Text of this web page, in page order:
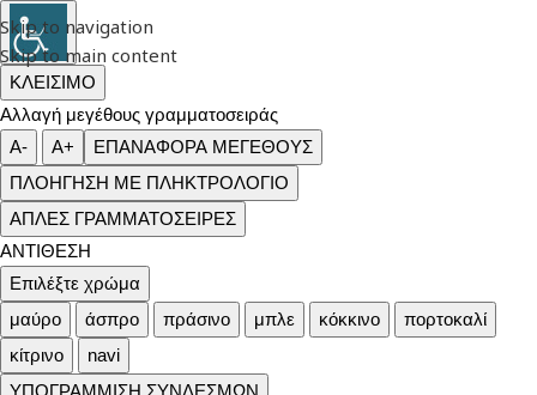
ΚΛΕΙΣΙΜΟ
Αλλαγή μεγέθους γραμματοσειράς
A-
A+
ΕΠΑΝΑΦΟΡΑ ΜΕΓΕΘΟΥΣ
ΠΛΟΗΓΗΣΗ ΜΕ ΠΛΗΚΤΡΟΛΟΓΙΟ
ΑΠΛΕΣ ΓΡΑΜΜΑΤΟΣΕΙΡΕΣ
ΑΝΤΙΘΕΣΗ
Επιλέξτε χρώμα
μαύρο
άσπρο πράσινο μπλε κόκκινο
πορτοκαλί
κίτρινο
navi
ΥΠΟΓΡΑΜΜΙΣΗ ΣΥΝΔΕΣΜΩΝ
Skip to navigation
Skip to main content